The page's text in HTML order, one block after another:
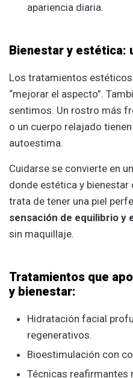
apariencia diaria.
Bienestar y estética:
Los tratamientos
“mejorar el aspecto”.
sentimos. Un rostro más
o un cuerpo relajado
autoestima.
Cuidarse se convierte en
donde estética y bienestar
trata de tener una piel
sensación de equilibrio y
sin maquillaje.
Tratamientos que
y bienestar:
Hidratación facial
regenerativos.
Bioestimulación con
Técnicas reafirmantes